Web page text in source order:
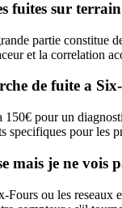
fuites sur
partie constitue
et la correlation
de fuite a
pour un
specifiques pour les
mais je ne vois
Fours ou les